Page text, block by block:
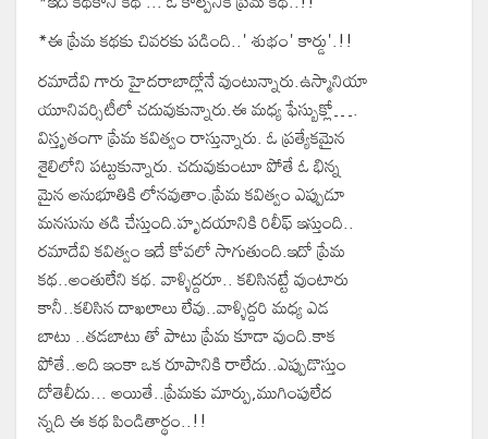
*ఈ ప్రేమ కథకు చివరకు పడింది..' శుభం' కార్డు'.!!
రమాదేవి గారు హైదరాబాద్లోనే వుంటున్నారు.ఉస్మానియా
యూనివర్సిటీలో చదువుకున్నారు.ఈ మధ్య ఫేస్బుక్లో….
విస్తృతంగా ప్రేమ కవిత్వం రాస్తున్నారు. ఓ ప్రత్యేకమైన
శైలిలోని పట్టుకున్నారు. చదువుకుంటూ పోతే ఓ భిన్న
మైన అనుభూతికి లోనవుతాం.ప్రేమ కవిత్వం ఎప్పుడూ
మనసును తడి చేస్తుంది.హృదయానికి రిలీఫ్ ఇస్తుంది..
రమాదేవి కవిత్వం ఇదే కోవలో సాగుతుంది.ఇదో ప్రేమ
కథ..అంతులేని కథ‌. వాళ్ళిద్దరూ.. కలిసినట్టే వుంటారు
కానీ..కలిసిన దాఖలాలు లేవు..వాళ్ళిద్దరి మధ్య ఎడ
బాటు ..తడబాటు తో పాటు ప్రేమ కూడా వుంది.కాక
పోతే..అది ఇంకా ఒక రూపానికి రాలేదు..ఎప్పుడొస్తుం
దోతెలీదు... అయితే..ప్రేమకు మార్పు,ముగింపులేద
న్నది ఈ కథ పిండితార్థం..!!